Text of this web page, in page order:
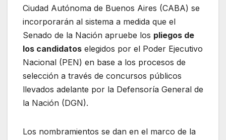
Ciudad Autónoma de Buenos Aires (CABA) se
incorporarán al sistema a medida que el
Senado de la Nación apruebe los pliegos de
los candidatos elegidos por el Poder Ejecutivo
Nacional (PEN) en base a los procesos de
selección a través de concursos públicos
llevados adelante por la Defensoría General de
la Nación (DGN).
Los nombramientos se dan en el marco de la